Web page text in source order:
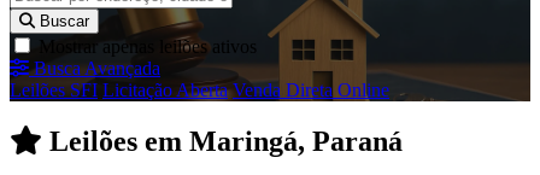
Buscar
Mostrar apenas leilões ativos
Busca Avançada
Leilões SFI Licitação Aberta Venda Direta Online
Leilões em Maringá, Paraná